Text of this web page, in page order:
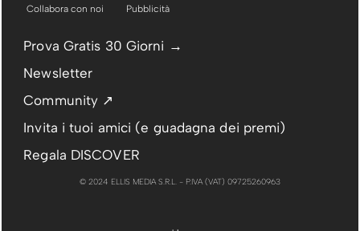
Collabora con noi
Pubblicità
Prova Gratis 30 Giorni →
Newsletter
Community ↗
Invita i tuoi amici (e guadagna dei premi)
Regala DISCOVER
© 2024 ELLIS MEDIA S.R.L. - P.IVA (VAT) 09725260963